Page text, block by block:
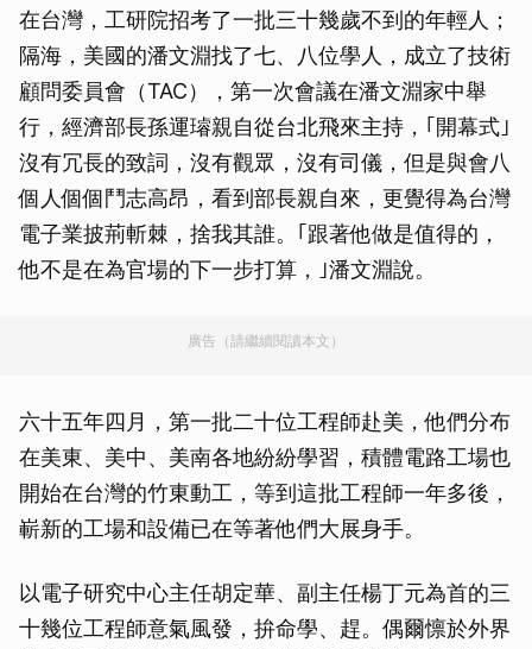
在台灣，工研院招考了一批三十幾歲不到的年輕人；
隔海，美國的潘文淵找了七、八位學人，成立了技術
顧問委員會（TAC），第一次會議在潘文淵家中舉
行，經濟部長孫運璿親自從台北飛來主持，｢開幕式｣
沒有冗長的致詞，沒有觀眾，沒有司儀，但是與會八
個人個個鬥志高昂，看到部長親自來，更覺得為台灣
電子業披荊斬棘，捨我其誰。｢跟著他做是值得的，
他不是在為官場的下一步打算，｣潘文淵說。
廣告（請繼續閱讀本文）
六十五年四月，第一批二十位工程師赴美，他們分布
在美東、美中、美南各地紛紛學習，積體電路工場也
開始在台灣的竹東動工，等到這批工程師一年多後，
嶄新的工場和設備已在等著他們大展身手。
以電子研究中心主任胡定華、副主任楊丁元為首的三
十幾位工程師意氣風發，拚命學、趕。偶爾懔於外界